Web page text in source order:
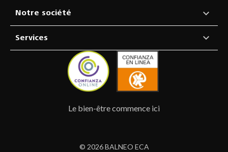
Notre société 
Services 
Le bien-être commence ici
© 2026 BALNEO ECA